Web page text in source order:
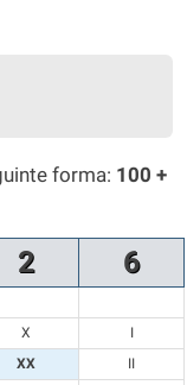
forma: 100 +
2 6
X
I
XX
II